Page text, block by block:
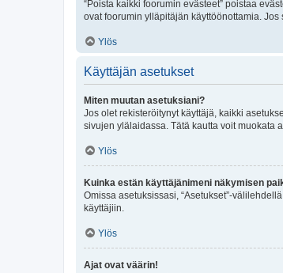
“Poista kaikki foorumin evästeet” poistaa
ovat foorumin ylläpitäjän käyttöönottamia.
Ylös
Käyttäjän asetukset
Miten muutan asetuksiani?
Jos olet rekisteröitynyt käyttäjä, kaikki
sivujen ylälaidassa. Tätä kautta voit muokata
Ylös
Kuinka estän käyttäjänimeni näkymisen
Omissa asetuksissasi, “Asetukset”-
käyttäjiin.
Ylös
Ajat ovat väärin!